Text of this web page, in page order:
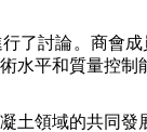
了討論。商會
水平和質量控制
土領域的共同發